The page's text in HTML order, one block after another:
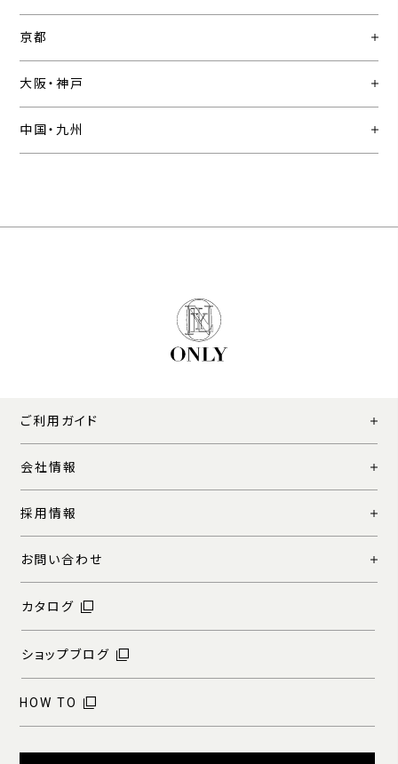
京都
大阪・神戸
中国・九州
ご利用ガイド
会社情報
採用情報
お問い合わせ
カタログ
ショップブログ
HOW TO